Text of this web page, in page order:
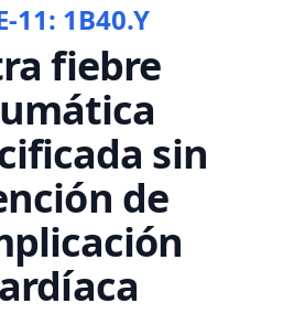
11: 1B40.Y
fiebre
sin
de